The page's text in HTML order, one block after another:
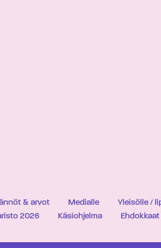
& arvot Medialle
Yleisölle /
2026 Käsiohjelma Ehdokkaat